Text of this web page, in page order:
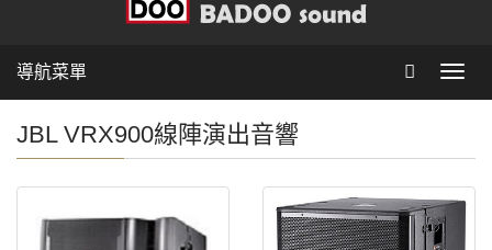
導航菜單
JBL VRX900線陣演出音響